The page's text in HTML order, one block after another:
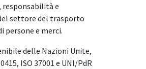
responsabilità e
settore del trasporto
e merci.
delle Nazioni Unite,
ISO 37001 e UNI/PdR